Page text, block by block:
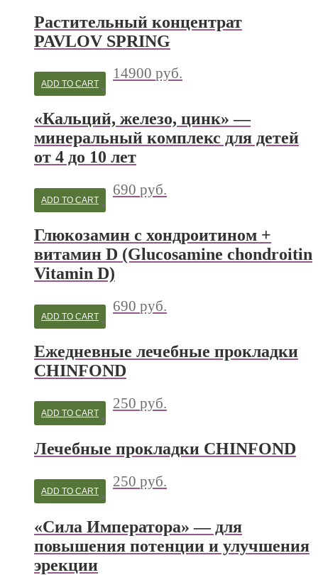
Растительный концентрат
PAVLOV SPRING
14900 руб.
ADD TO CART
«Кальций, железо, цинк» —
минеральный комплекс для детей
от 4 до 10 лет
690 руб.
ADD TO CART
Глюкозамин с хондроитином +
витамин D (Glucosamine chondroitin
Vitamin D)
690 руб.
ADD TO CART
Ежедневные лечебные прокладки
CHINFOND
250 руб.
ADD TO CART
Лечебные прокладки CHINFOND
250 руб.
ADD TO CART
«Сила Императора» — для
повышения потенции и улучшения
эрекции